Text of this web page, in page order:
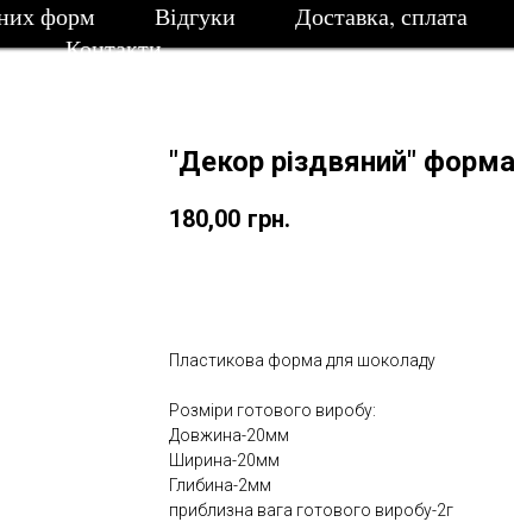
форм Відгуки Доставка, сплата
Контакти
"Декор різдвяний"
180,00 грн.
Пластикова форма для шоколаду
Розміри готового виробу:
Довжина-20мм
Ширина-20мм
Глибина-2мм
приблизна вага готового виробу-2г